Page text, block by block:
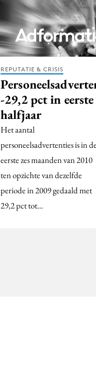
REPUTATIE & CRISIS
-29,2 pct in eerste
halfjaar
Het aantal
personeelsadvertenties is in de
eerste zes maanden van 2010
ten opzichte van dezelfde
periode in 2009 gedaald met
29,2 pct tot…